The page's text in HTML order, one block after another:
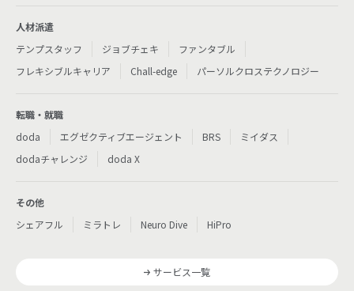
人材派遣
テンプスタッフ
ジョブチェキ
ファンタブル
フレキシブルキャリア
Chall-edge パーソルクロステクノロジー
転職・就職
doda
エグゼクティブエージェント BRS
ミイダス
dodaチャレンジ
doda X
その他
シェアフル
ミラトレ Neuro Dive HiPro
サービス一覧